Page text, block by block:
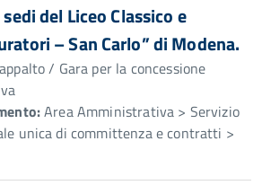
del Liceo Classico e
– San Carlo” di Modena.
/ Gara per la concessione
Area Amministrativa > Servizio
unica di committenza e contratti >